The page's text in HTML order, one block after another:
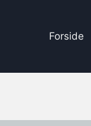
Forside